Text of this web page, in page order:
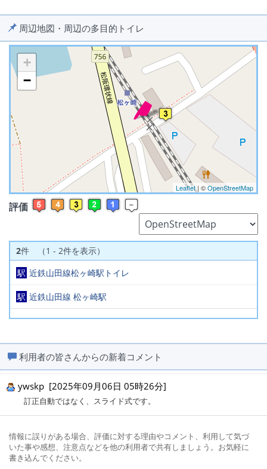
周辺地図・周辺の多目的トイレ
※ マップを検索、表示中です ※
+
−
Leaflet| ©OpenStreetMap
評価
2件 （1 - 2件を表示）
駅 近鉄山田線松ヶ崎駅トイレ
駅 近鉄山田線 松ヶ崎駅
利用者の皆さんからの新着コメント
ywskp [2025年09月06日 05時26分]
訂正自動ではなく、スライド式です。
情報に誤りがある場合、評価に対する理由やコメント、利用して気づ
いた事や感想、注意点などを他の利用者で共有しましょう。お気軽に
書き込んでください。